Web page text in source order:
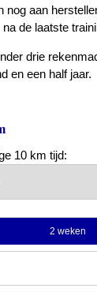
nog aan
de laatste
drie
en een half jaar.
10 km tijd:
2 weken